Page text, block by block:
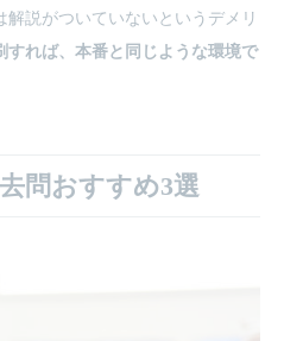
説がついていないというデメリ
すれば、本番と同じような環境で
問おすすめ3選